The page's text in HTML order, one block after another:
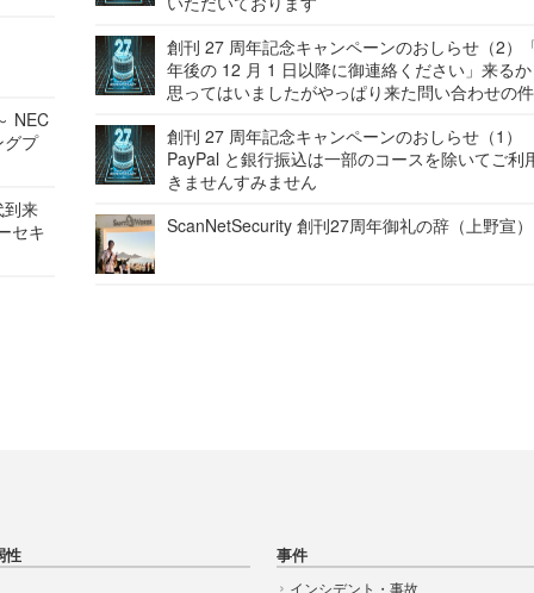
NEC
グプ
到来
セキ
創刊 27 周年記念キャンペーンのおしらせ（2）
年後の 12 月 1 日以降に御連絡ください」来る
思ってはいましたがやっぱり来た問い合わせの件
創刊 27 周年記念キャンペーンのおしらせ（1）
PayPal と銀行振込は一部のコースを除いてご利
きませんすみません
ScanNetSecurity 創刊27周年御礼の辞（上野宣）
性 事件
インシデント・事故